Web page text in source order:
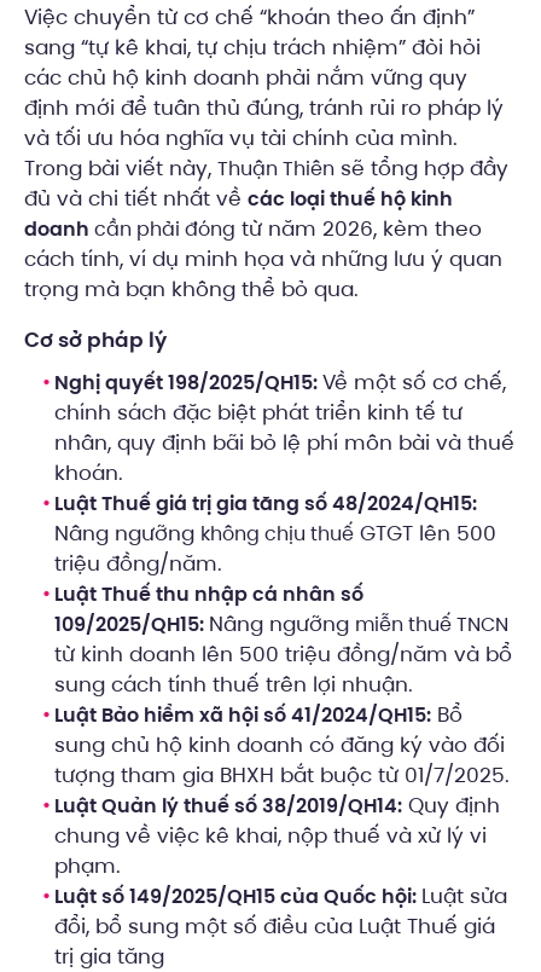
Việc chuyển từ cơ chế “khoán theo ấn định”
sang “tự kê khai, tự chịu trách nhiệm” đòi hỏi
các chủ hộ kinh doanh phải nắm vững quy
định mới để tuân thủ đúng, tránh rủi ro pháp lý
và tối ưu hóa nghĩa vụ tài chính của mình.
Trong bài viết này, Thuận Thiên sẽ tổng hợp đầy
đủ và chi tiết nhất về các loại thuế hộ kinh
doanh cần phải đóng từ năm 2026, kèm theo
cách tính, ví dụ minh họa và những lưu ý quan
trọng mà bạn không thể bỏ qua.
Cơ sở pháp lý
Nghị quyết 198/2025/QH15:Về một số cơ chế,
chính sách đặc biệt phát triển kinh tế tư
nhân, quy định bãi bỏ lệ phí môn bài và thuế
khoán.
Luật Thuế giá trị gia tăng số 48/2024/QH15:
Nâng ngưỡng không chịu thuế GTGT lên 500
triệu đồng/năm.
Luật Thuế thu nhập cá nhân số
109/2025/QH15: Nâng ngưỡng miễn thuế TNCN
từ kinh doanh lên 500 triệu đồng/năm và bổ
sung cách tính thuế trên lợi nhuận.
Luật Bảo hiểm xã hội số 41/2024/QH15: Bổ
sung chủ hộ kinh doanh có đăng ký vào đối
tượng tham gia BHXH bắt buộc từ 01/7/2025.
Luật Quản lý thuế số 38/2019/QH14: Quy định
chung về việc kê khai, nộp thuế và xử lý vi
phạm.
Luật số 149/2025/QH15 của Quốc hội: Luật sửa
đổi, bổ sung một số điều của Luật Thuế giá
trị gia tăng